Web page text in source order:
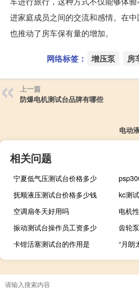
进家庭成员之间的交流和感情。在
也推动了房车保有量的增加。
网络标签： 增压泵 房
上一篇
防爆电机测试台品牌有哪些
电动
相关问题
宁夏低气压测试台价格多少
抚顺液压测试台价格多少钱
kc测
空调扇冬天好用吗
电机
振动测试台操作员工资多少
齿轮
卡钳活塞测试台的作用是
“月朗